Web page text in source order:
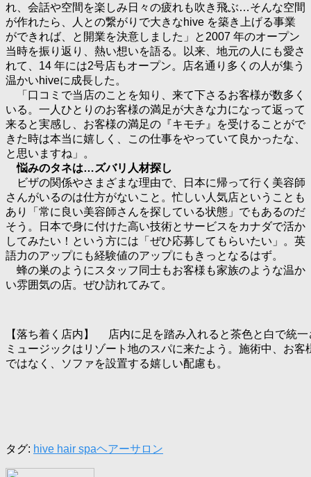
れ、会話や空間を楽しみ日々の疲れも吹き飛ぶ…そんな空間
が作れたら、人との繋がりで大きなhive を築き上げる事業
ができれば、と開業を決意しました」と2007 年のオープン
当時を振り返り、熱い想いを語る。以来、地元の人にも愛さ
れて、14 年には2号店もオープン。店名通り多くの人が集う
温かいhiveに成長した。
「口コミで当店のことを知り、来て下さるお客様が数多く
いる。一人ひとりのお客様の満足が大きな力になって返って
来ると実感し、お客様の満足の『キモチ』を受けることがで
きた時は本当に嬉しく、この仕事をやっていて良かったな、
と思いますね」。
悩みのタネは…ズバリ人材探し
ビザの関係やさまざまな理由で、日本に帰って行く美容師
さんがいるのは仕方がないこと。忙しい人気店ということも
あり「常に良い美容師さんを探している状態」でもあるのだ
そう。日本で身に付けた高い技術とサービスをカナダで活か
してみたい！という方には「ぜひ応募してもらいたい」。英
語力のアップにも経験値のアップにもきっとなるはず。
蜂の巣のようにスタッフ同士もお客様も家族のような温か
い雰囲気の店。ぜひ訪れてみて。
【落ち着く店内】 店内に足を踏み入れると茶色と白で統
ミュージックはリゾート地のスパに来たよう。施術中、お
ではなく、ソファを設置する嬉しい配慮も。
タグ: hive hair spaヘアーサロン